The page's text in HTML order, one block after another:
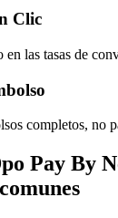
Clic
las tasas de
completos, no
Pay By